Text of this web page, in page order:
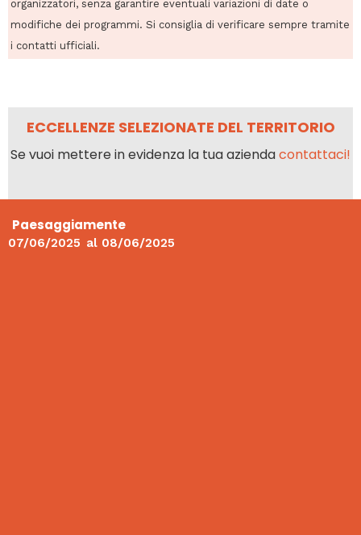
organizzatori, senza garantire eventuali variazioni di date o
modifiche dei programmi. Si consiglia di verificare sempre tramite
i contatti ufficiali.
ECCELLENZE SELEZIONATE DEL TERRITORIO
Se vuoi mettere in evidenza la tua aziendacontattaci!
Paesaggiamente
07/06/2025 al 08/06/2025